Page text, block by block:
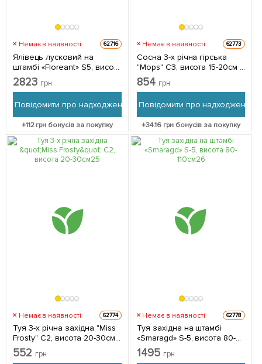
Немає в наявності 62716
Ялівець лусковий на
штамбі «Floreant» S5, висота
70-90см 1 саджанець в
упаковці
2823 грн
Повідомити про надходження
+112грн бонусів за покупку
Немає в наявності 62773
Сосна 3-х річна гірська
"Mops" С3, висота 15-20см 1
саджанець в упаковці
854 грн
Повідомити про надходження
+34.16 грн бонусів за покупку
Немає в наявності 62774
Туя 3-х річна західна "Miss
Frosty" С2, висота 20-30см 1
саджанець в упаковці
552 грн
Немає в наявності 62778
Туя західна на штамбі
«Smaragd» S-5, висота 80-
110см 1 саджанець в
упаковці
1495 грн